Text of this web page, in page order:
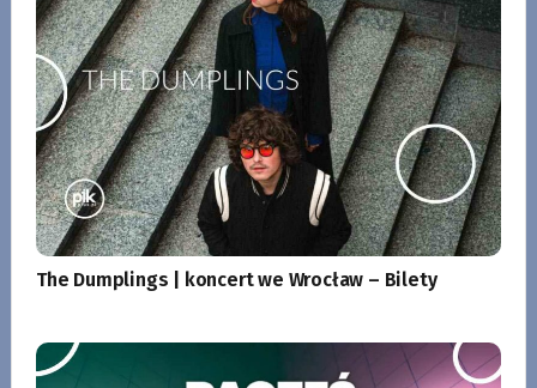
The Dumplings | koncert we Wrocław – Bilety